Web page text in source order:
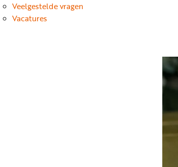
Veelgestelde vragen
Vacatures